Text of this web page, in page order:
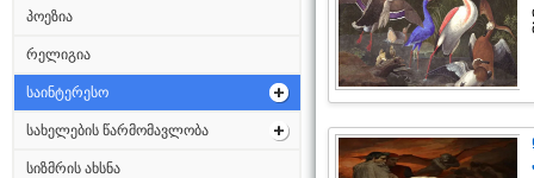
პოეზია
რელიგია
საინტერესო
სახელების წარმომავლობა
სიზმრის ახსნა